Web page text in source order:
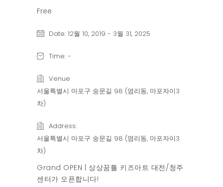
Free
Date: 12월 10, 2019 - 3월 31, 2025
Time: -
Venue
서울특별시 마포구 숭문길 98 (염리동, 마포자이3
차)
Address:
서울특별시 마포구 숭문길 98 (염리동, 마포자이3
차)
Grand OPEN | 상상꿈틀 키즈아트 대전/청주
센터가 오픈합니다!